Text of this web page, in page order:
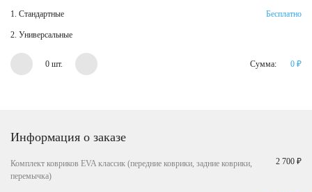
1. Стандартные Бесплатно
2. Универсальные
0 шт. Сумма: 0 ₽
Информация о заказе
Комплект ковриков EVA классик (передние коврики, задние коврики,
перемычка)
2 700 ₽